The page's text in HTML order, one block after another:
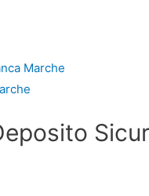
Marche